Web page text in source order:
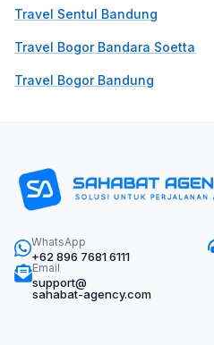
Travel Sentul Bandung
Travel Bogor Bandara Soetta
Travel Bogor Bandung
WhatsApp
+62 896 7681 6111
Email
support@
sahabat-agency.com